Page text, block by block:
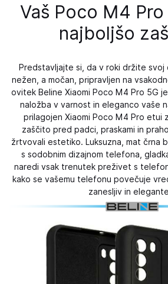
Vaš Poco M4
najboljšo
Predstavljajte si, da v roki držite
nežen, a močan, pripravljen na
ovitek Beline Xiaomi Poco M4 Pro 5G
naložba v varnost in eleganco vaše
prilagojen Xiaomi Poco M4 Pro etui
zaščito pred padci, praskami in
žrtvovali estetiko. Luksuzna, mat črna
s sodobnim dizajnom telefona,
naredi vsak trenutek preživet s
kako se vašemu telefonu povečuje
zanesljiv in